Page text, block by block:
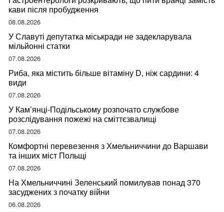
кави після пробудження
08.08.2026
У Славуті депутатка міськради не задекларувала
мільйонні статки
07.08.2026
Риба, яка містить більше вітаміну D, ніж сардини: 4
види
07.08.2026
У Кам’янці-Подільському розпочато службове
розслідування пожежі на сміттєзвалищі
07.08.2026
Комфортні перевезення з Хмельниччини до Варшави
та інших міст Польщі
07.08.2026
На Хмельниччині Зеленський помилував понад 370
засуджених з початку війни
06.08.2026